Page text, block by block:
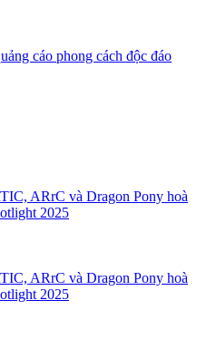
cáo phong cách độc đáo
ARrC và Dragon Pony hoà
2025
ARrC và Dragon Pony hoà
2025